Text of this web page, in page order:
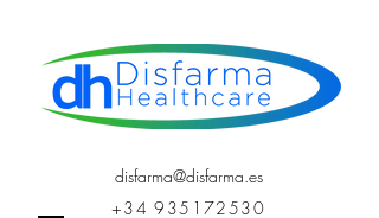
disfarma@disfarma.es
+34 935172530